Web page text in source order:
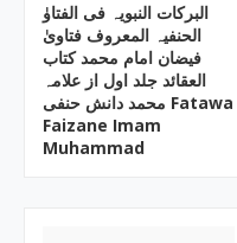
البرکات النبویہ فی الفتاوٰ
الحنفیہ المعروف فتاویٰ
فیضان امام محمد کتاب
العقائد جلد اول از علامہ
محمد دانش حنفی Fatawa
Faizane Imam
Muhammad